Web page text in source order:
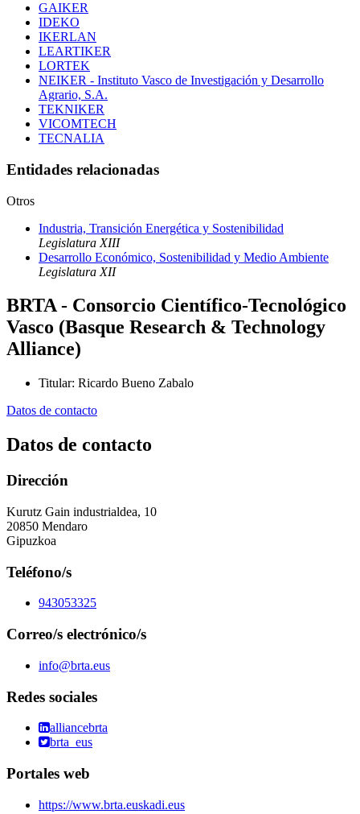
GAIKER
IDEKO
IKERLAN
LEARTIKER
LORTEK
NEIKER - Instituto Vasco de Investigación y Desarrollo
Agrario, S.A.
TEKNIKER
VICOMTECH
TECNALIA
Entidades relacionadas
Otros
Industria, Transición Energética y Sostenibilidad
Legislatura XIII
Desarrollo Económico, Sostenibilidad y Medio Ambiente
Legislatura XII
BRTA - Consorcio Científico-Tecnológico
Vasco (Basque Research & Technology
Alliance)
Titular: Ricardo Bueno Zabalo
Datos de contacto
Datos de contacto
Dirección
Kurutz Gain industrialdea, 10
20850 Mendaro
Gipuzkoa
Teléfono/s
943053325
Correo/s electrónico/s
info@brta.eus
Redes sociales
alliancebrta
brta_eus
Portales web
https://www.brta.euskadi.eus